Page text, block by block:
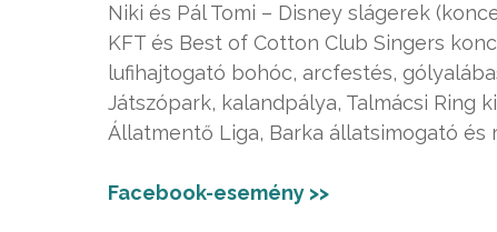
Niki és Pál Tomi – Disney slágerek
KFT és Best of Cotton Club Singers
lufihajtogató bohóc, arcfestés,
Játszópark, kalandpálya, Talmácsi Ring
Állatmentő Liga, Barka állatsimogató és
Facebook-esemény >>